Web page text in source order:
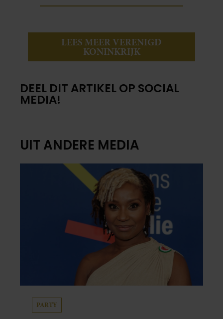
LEES MEER VERENIGD
KONINKRIJK
DEEL DIT ARTIKEL OP SOCIAL
MEDIA!
UIT ANDERE MEDIA
PARTY